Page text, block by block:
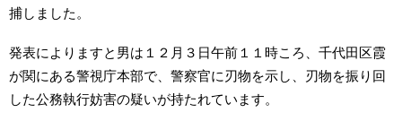
捕しました。
発表によりますと男は１２月３日午前１１時ころ、千代田区霞
が関にある警視庁本部で、警察官に刃物を示し、刃物を振り回
した公務執行妨害の疑いが持たれています。